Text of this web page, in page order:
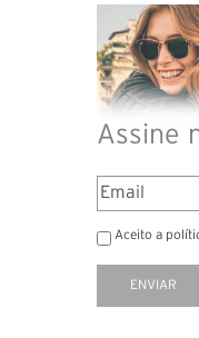
Assine
Aceito a
ENVIAR